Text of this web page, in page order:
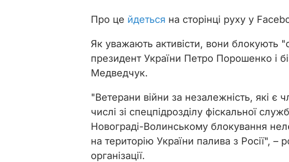
i
d
o
Про це йдеться на сторінці руху у
Як уважають активісти, вони блокують
президент України Петро Порошенко і
Медведчук.
"Ветерани війни за незалежність, які є
числі зі спецпідрозділу фіскальної
Новограді-Волинському блокування
на територію України палива з Росії", –
організації.